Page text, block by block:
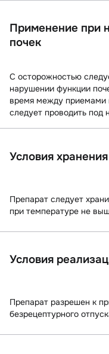
Применение при
почек
С осторожностью
нарушении функции
время между приемами
следует проводить под
Условия хранения
Препарат следует
при температуре не
Условия
Препарат разрешен к
безрецептурного